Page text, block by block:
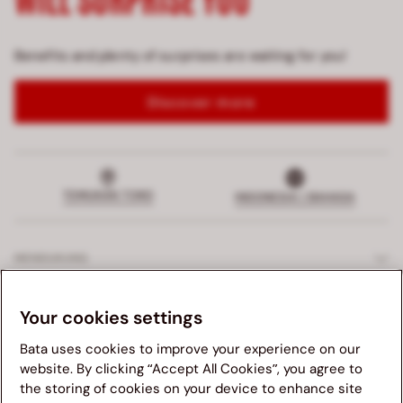
Kami menganjurkan anda untuk mengunjungi website Bata
Benefits and plenty of surprises are waiting for you!
Discover more
INDONESIA | BAHASA
PERUSAHAAN
HUKUM
Your cookies settings
Bata uses cookies to improve your experience on our
website. By clicking “Accept All Cookies”, you agree to
the storing of cookies on your device to enhance site